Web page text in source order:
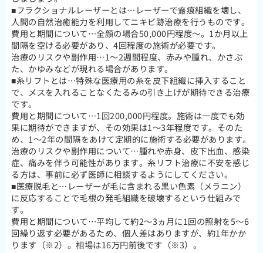
■フラクショナルレーザーとは…レーザーで瘢痕組織を壊し、
人間の自然治癒能力を利用してニキビ跡治療を行うものです。
費用と期間について…全顔の場合50,000円程度～。1か月以上
間隔を空ける必要があり、4回程度の施術が必要です。
治療のリスクや副作用…1～2週間程度、赤みや腫れ、かさぶ
た、かゆみなどが現れる場合があります。
■糸リフトとは…特殊な医療用の糸を皮下組織に挿入すること
で、メスを入れることなくたるみの引き上げが期待できる治療
です。
費用と期間について…1回200,000円程度。施術は一度でも効
果に期待ができますが、その効果は1～3年程度です。そのた
め、1～2年の間隔をあけて定期的に施術する必要があります。
治療のリスクや副作用について…腫れや赤身、皮下出血、感染
症、痛みを伴う可能性があります。糸リフト治療に不安を感じ
る方は、事前に必ず医師に相談するようにしてください。
■医療脱毛と…レーザーが毛に含まれる黒い色素（メラニン）
に反応することで毛根の発毛組織を破壊するという仕組みで
す。
費用と期間について…平均して約2～3ヵ月に1回の照射を5～6
回繰り返す必要があるため、個人差はありますが、約1年かか
ります（※2）。相場は16万円前後です（※3）。